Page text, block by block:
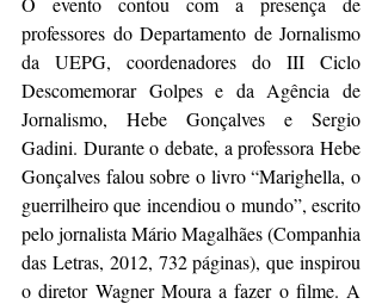
professores do Departamento de Jornalismo
da UEPG, coordenadores do III Ciclo
Descomemorar Golpes e da Agência de
Jornalismo, Hebe Gonçalves e Sergio
Gadini. Durante o debate, a professora Hebe
Gonçalves falou sobre o livro “Marighella, o
guerrilheiro que incendiou o mundo”, escrito
pelo jornalista Mário Magalhães (Companhia
das Letras, 2012, 732 páginas), que inspirou
o diretor Wagner Moura a fazer o filme. A